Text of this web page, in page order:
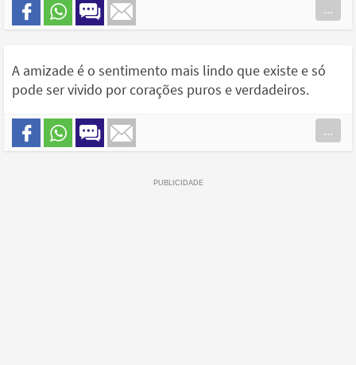
...
A amizade é o sentimento mais lindo que existe e só
pode ser vivido por corações puros e verdadeiros.
...